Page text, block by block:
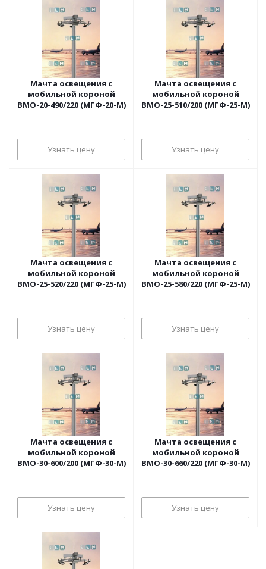
Мачта освещения с
мобильной короной
ВМО-20-490/220 (МГФ-20-М)
Узнать цену
Мачта освещения с
мобильной короной
ВМО-25-510/200 (МГФ-25-М)
Узнать цену
Мачта освещения с
мобильной короной
ВМО-25-520/220 (МГФ-25-М)
Узнать цену
Мачта освещения с
мобильной короной
ВМО-25-580/220 (МГФ-25-М)
Узнать цену
Мачта освещения с
мобильной короной
ВМО-30-600/200 (МГФ-30-М)
Узнать цену
Мачта освещения с
мобильной короной
ВМО-30-660/220 (МГФ-30-М)
Узнать цену